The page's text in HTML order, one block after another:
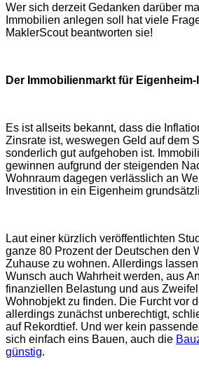
Wer sich derzeit Gedanken darüber
Immobilien anlegen soll hat viele
MaklerScout beantworten sie!
Der Immobilienmarkt für
Es ist allseits bekannt, dass die
Zinsrate ist, weswegen Geld auf dem
sonderlich gut aufgehoben ist.
gewinnen aufgrund der steigenden
Wohnraum dagegen verlässlich an
Investition in ein Eigenheim
Laut einer kürzlich veröffentlichten
ganze 80 Prozent der Deutschen den
Zuhause zu wohnen. Allerdings
Wunsch auch Wahrheit werden, aus
finanziellen Belastung und aus
Wohnobjekt zu finden. Die Furcht vor
allerdings zunächst unberechtigt,
auf Rekordtief. Und wer kein
sich einfach eins Bauen, auch die
günstig.